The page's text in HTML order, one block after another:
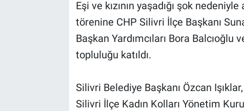
Eşi ve kızının yaşadığı şok
törenine CHP Silivri İlçe Başkanı
Başkan Yardımcıları Bora
topluluğu katıldı.
Silivri Belediye Başkanı Özcan
Silivri İlçe Kadın Kolları Yönetim